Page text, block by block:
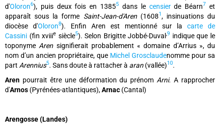
d'Oloron6), puis deux fois en 13855 dans le censierde Béarn7 et
apparaît sous la forme Saint-Jean-d'Aren(16081, insinuations du
diocèse d'Oloron8). Enfin Aren est mentionné sur la carte de
Cassini (fin xviiie siècle5). Selon Brigitte Jobbé-Duval,9 indique que le
toponyme Aren signifierait probablement « domaine d’Arrius », du
nom d’un ancien propriétaire, que Michel Grosclaudenomme pour sa
part Arennius5. Sans doute à rattacher à aran (vallée)10.
Aren pourrait être une déformation du prénom Arni. A rapprocher
d'Arnos (Pyrénées-atlantiques),Arnac (Cantal)
Arengosse (Landes)